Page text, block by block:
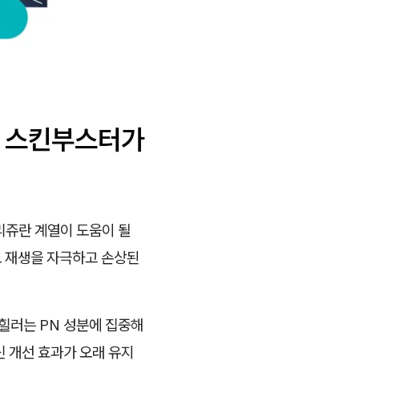
킨부스터가
란 계열이 도움이 될
생을 자극하고 손상된
러는 PN 성분에 집중해
개선 효과가 오래 유지